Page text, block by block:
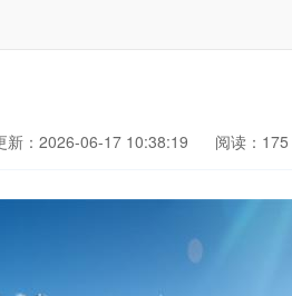
新：2026-06-17 10:38:19 阅读：175